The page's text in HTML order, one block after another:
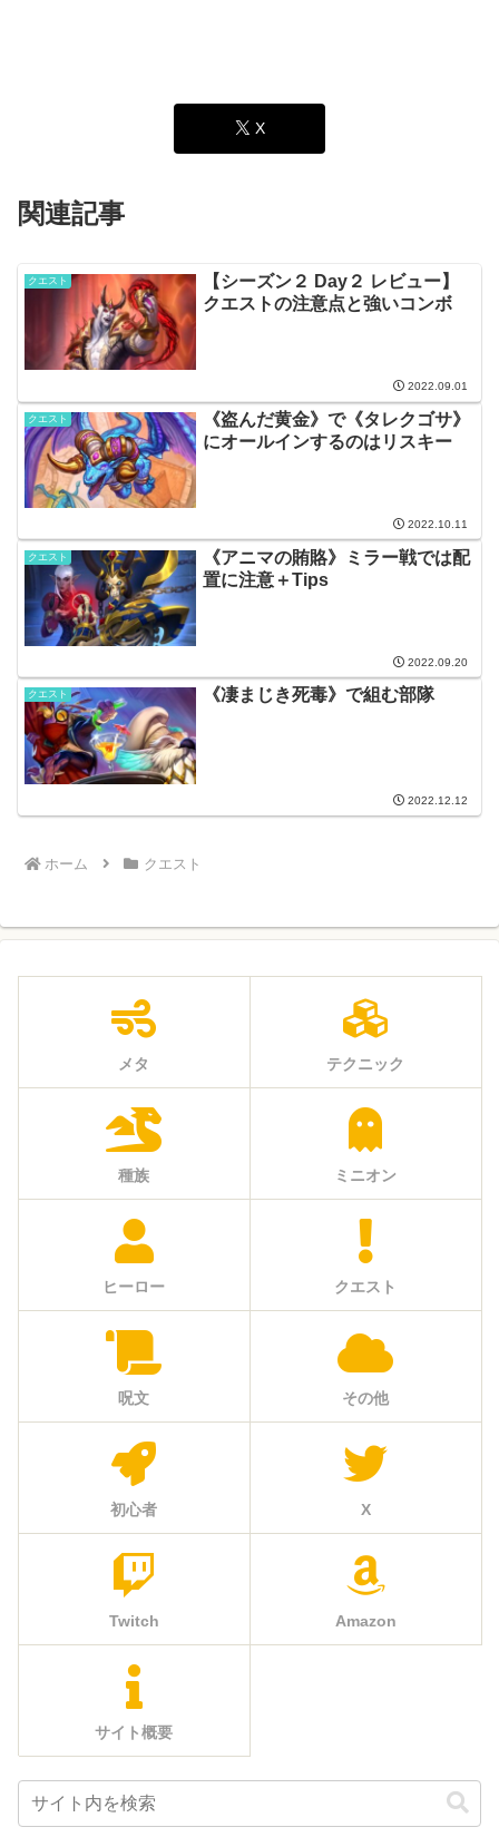
X
関連記事
クエスト
【シーズン２ Day２ レビュー】
クエストの注意点と強いコンボ
2022.09.01
クエスト
《盗んだ黄金》で《タレクゴサ》
にオールインするのはリスキー
2022.10.11
クエスト
《アニマの賄賂》ミラー戦では配
置に注意＋Tips
2022.09.20
クエスト 《凄まじき死毒》で組む部隊
2022.12.12
ホーム クエスト
メタ テクニック
種族 ミニオン
ヒーロー クエスト
呪文 その他
初心者 X
Twitch Amazon
サイト概要